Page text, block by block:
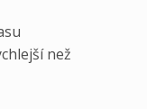
než